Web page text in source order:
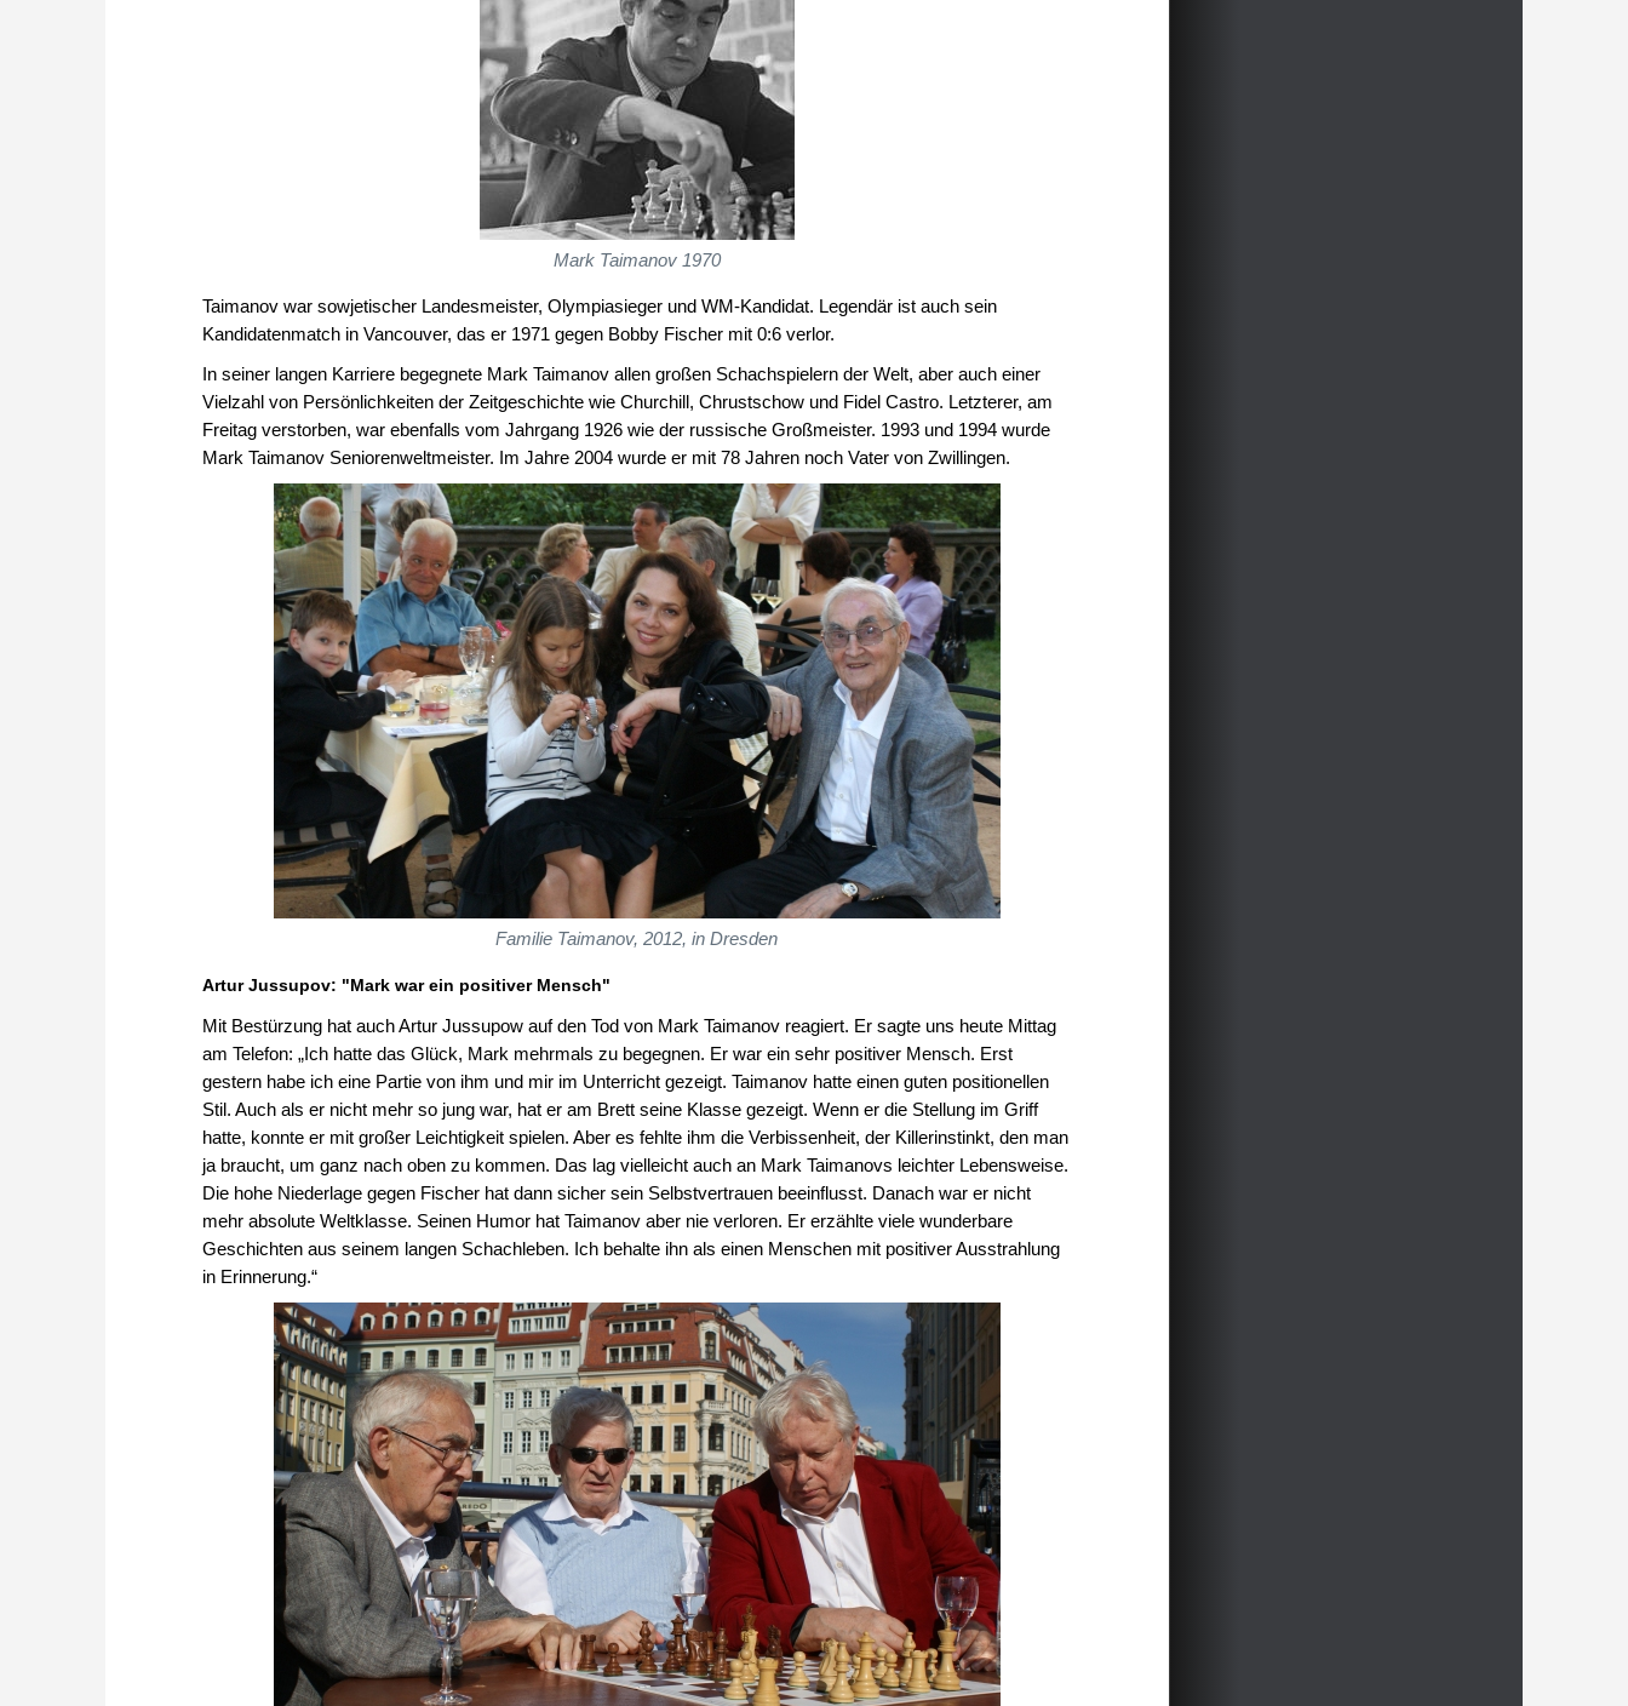
Mark Taimanov 1970
Taimanov war sowjetischer Landesmeister, Olympiasieger und WM-Kandidat. Legendär ist auch sein
Kandidatenmatch in Vancouver, das er 1971 gegen Bobby Fischer mit 0:6 verlor.
In seiner langen Karriere begegnete Mark Taimanov allen großen Schachspielern der Welt, aber auch einer
Vielzahl von Persönlichkeiten der Zeitgeschichte wie Churchill, Chrustschow und Fidel Castro. Letzterer, am
Freitag verstorben, war ebenfalls vom Jahrgang 1926 wie der russische Großmeister. 1993 und 1994 wurde
Mark Taimanov Seniorenweltmeister. Im Jahre 2004 wurde er mit 78 Jahren noch Vater von Zwillingen.
Familie Taimanov, 2012, in Dresden
Artur Jussupov: "Mark war ein positiver Mensch"
Mit Bestürzung hat auch Artur Jussupow auf den Tod von Mark Taimanov reagiert. Er sagte uns heute Mittag
am Telefon: „Ich hatte das Glück, Mark mehrmals zu begegnen. Er war ein sehr positiver Mensch. Erst
gestern habe ich eine Partie von ihm und mir im Unterricht gezeigt. Taimanov hatte einen guten positionellen
Stil. Auch als er nicht mehr so jung war, hat er am Brett seine Klasse gezeigt. Wenn er die Stellung im Griff
hatte, konnte er mit großer Leichtigkeit spielen. Aber es fehlte ihm die Verbissenheit, der Killerinstinkt, den man
ja braucht, um ganz nach oben zu kommen. Das lag vielleicht auch an Mark Taimanovs leichter Lebensweise.
Die hohe Niederlage gegen Fischer hat dann sicher sein Selbstvertrauen beeinflusst. Danach war er nicht
mehr absolute Weltklasse. Seinen Humor hat Taimanov aber nie verloren. Er erzählte viele wunderbare
Geschichten aus seinem langen Schachleben. Ich behalte ihn als einen Menschen mit positiver Ausstrahlung
in Erinnerung.“